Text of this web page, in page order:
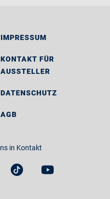
IMPRESSUM
KONTAKT FÜR
AUSSTELLER
DATENSCHUTZ
AGB
in Kontakt